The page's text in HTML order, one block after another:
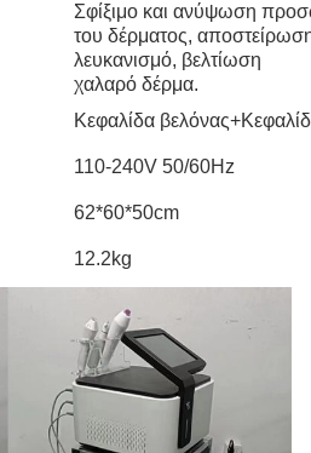
Σφίξιμο και ανύψωση
του δέρματος,
λευκανισμό, βελτίωση
χαλαρό δέρμα.
Κεφαλίδα
110-240V 50/60Hz
62*60*50cm
12.2kg